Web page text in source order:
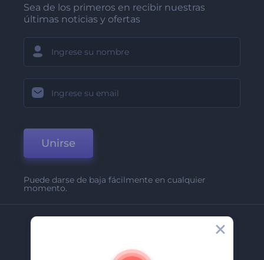
Sea de los primeros en recibir nuestras
últimas noticias y ofertas
Unirse
Puede darse de baja fácilmente en cualquier
momento.